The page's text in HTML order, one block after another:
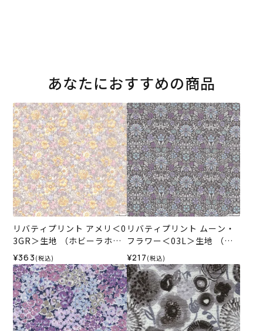
あなたにおすすめの商品
リバティプリント アメリ＜0
3GR＞生地 （ホビーラホビ
ーレオリジナル）2024SS
¥363 (税込)
リバティプリント ムーン・
フラワー＜03L＞生地 （ホ
ビーラホビーレオリジナ
ル）2024SS
¥217 (税込)